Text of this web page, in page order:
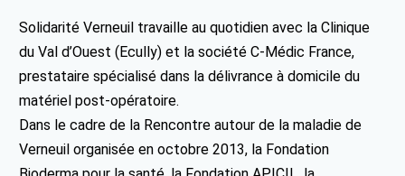
Solidarité Verneuil travaille au quotidien avec la Clinique
du Val d’Ouest (Ecully) et la société C-Médic France,
prestataire spécialisé dans la délivrance à domicile du
matériel post-opératoire.
Dans le cadre de la Rencontre autour de la maladie de
Verneuil organisée en octobre 2013, la Fondation